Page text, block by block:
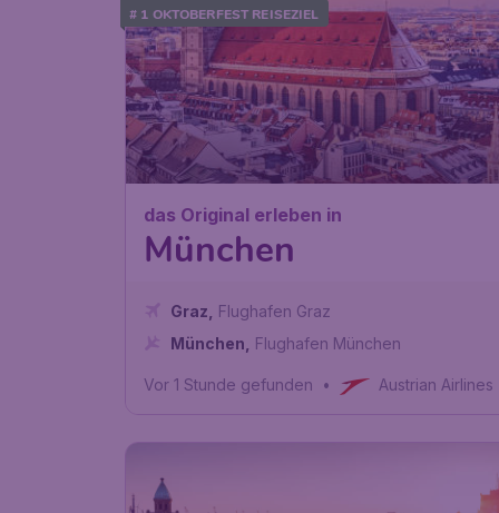
# 1 OKTOBERFEST REISEZIEL
das Original erleben in
München
Graz
Flughafen Graz
München
Flughafen München
Vor 1 Stunde gefunden • Austrian Airlines